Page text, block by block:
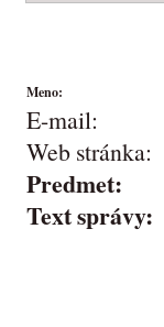
Meno:
E-mail:
Web stránka:
Predmet:
Text správy: